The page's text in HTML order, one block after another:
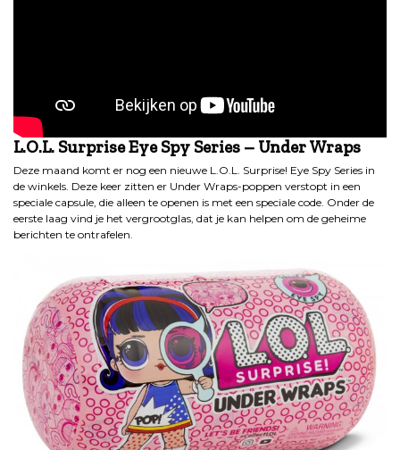
L.O.L. Surprise Eye Spy Series – Under Wraps
Deze maand komt er nog een nieuwe L.O.L. Surprise! Eye Spy Series in
de winkels. Deze keer zitten er Under Wraps-poppen verstopt in een
speciale capsule, die alleen te openen is met een speciale code. Onder de
eerste laag vind je het vergrootglas, dat je kan helpen om de geheime
berichten te ontrafelen.